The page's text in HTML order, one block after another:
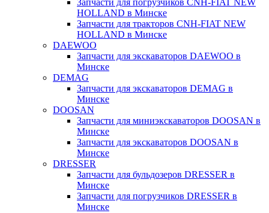
Запчасти для погрузчиков CNH-FIAT NEW
HOLLAND в Минске
Запчасти для тракторов CNH-FIAT NEW
HOLLAND в Минске
DAEWOO
Запчасти для экскаваторов DAEWOO в
Минске
DEMAG
Запчасти для экскаваторов DEMAG в
Минске
DOOSAN
Запчасти для миниэкскаваторов DOOSAN в
Минске
Запчасти для экскаваторов DOOSAN в
Минске
DRESSER
Запчасти для бульдозеров DRESSER в
Минске
Запчасти для погрузчиков DRESSER в
Минске